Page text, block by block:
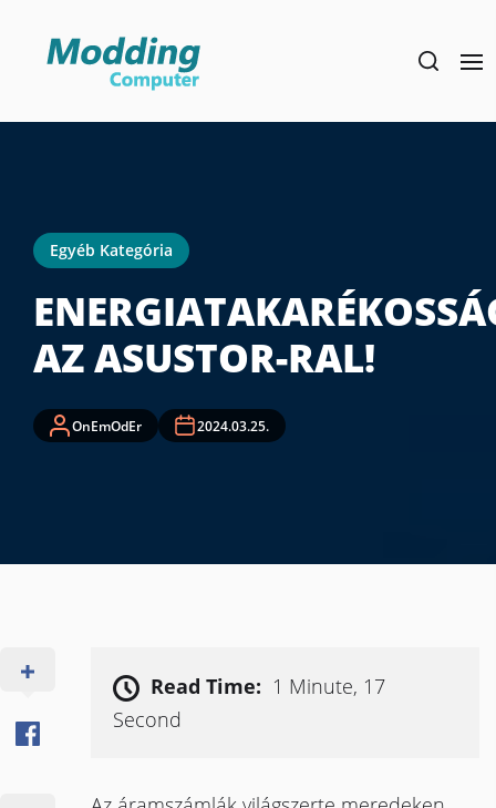
Egyéb Kategória
AZ ASUSTOR-RAL!
OnEmOdEr 2024.03.25.
Read Time: 1 Minute, 17
Second